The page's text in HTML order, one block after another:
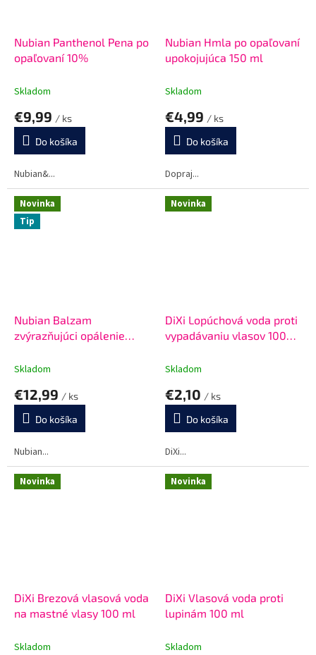
Nubian Panthenol Pena po
opaľovaní 10%
Skladom
€9,99 / ks
Do košíka
Nubian&...
Nubian Hmla po opaľovaní
upokojujúca 150 ml
Skladom
€4,99 / ks
Do košíka
Dopraj...
Novinka
Tip
Nubian Balzam
zvýrazňujúci opálenie
Skladom
€12,99 / ks
Do košíka
Nubian...
Novinka
DiXi Lopúchová voda proti
vypadávaniu vlasov 100
Skladom
€2,10 / ks
Do košíka
DiXi...
Novinka
DiXi Brezová vlasová voda
na mastné vlasy 100 ml
Skladom
Novinka
DiXi Vlasová voda proti
lupinám 100 ml
Skladom